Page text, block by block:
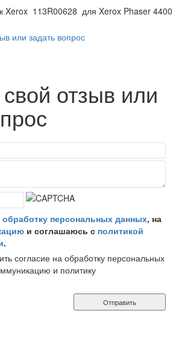
Xerox 113R00628 для Xerox Phaser 4400
или задать вопрос
отзыв или
обработку персональных данных, на
и соглашаюсь с политикой
.
согласие на обработку персональных
и политику
Отправить